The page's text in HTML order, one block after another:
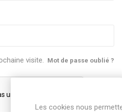
Mot de passe oublié ?
visite.
Les cookies nous